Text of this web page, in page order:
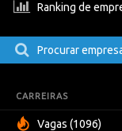
Ranking de
Procurar
CARREIRAS
Vagas (1096)